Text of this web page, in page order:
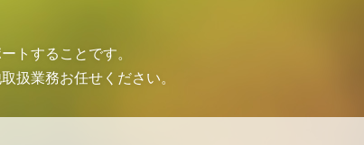
トすることです。
扱業務お任せください。